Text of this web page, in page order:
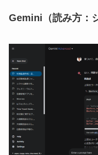
Gemini（読み方：